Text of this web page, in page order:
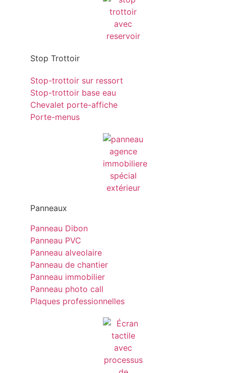
Stop Trottoir
Stop-trottoir sur ressort
Stop-trottoir base eau
Chevalet porte-affiche
Porte-menus
Panneaux
Panneau Dibon
Panneau PVC
Panneau alveolaire
Panneau de chantier
Panneau immobilier
Panneau photo call
Plaques professionnelles